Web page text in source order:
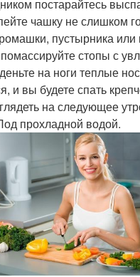
постарайтесь
чашку не слишком
пустырника
стопы с
на ноги теплые
и вы будете спать
на следующее
прохладной водой.